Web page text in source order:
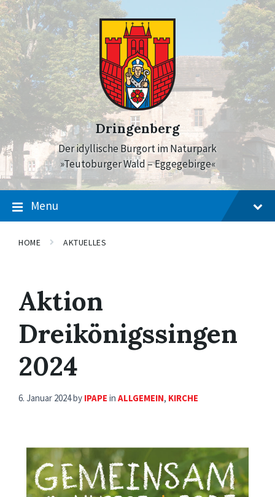
Skip
to
content
Skip
to
main
navigation
Skip
to
footer
Dringenberg
Der idyllische Burgort im Naturpark
»Teutoburger Wald – Eggegebirge«
Menu
HOME AKTUELLES
Aktion
Dreikönigssingen
2024
6. Januar 2024by IPAPE in ALLGEMEIN, KIRCHE